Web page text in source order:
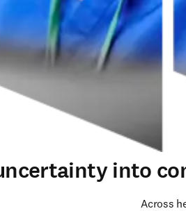
into
Across